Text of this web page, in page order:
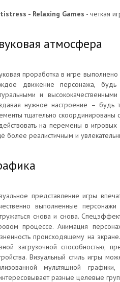
- Relaxing Games - четкая
атмосфера
проработка в игре
движение персонажа, будь
и
нужное настроение – будь
тщательно скоординированы
на перемены в
более реалистичным и
представление игры
выполненные
снова и снова.
процессе. Анимация
происходящему на
загрузочной способностью,
Визуальный стиль игры
мультяшной
разные целевые